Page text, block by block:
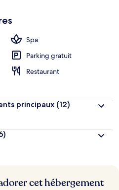
Spa
Parking gratuit
Restaurant
principaux (12)
cet hébergement